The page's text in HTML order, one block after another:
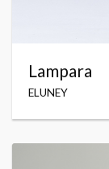
Lampara
ELUNEY